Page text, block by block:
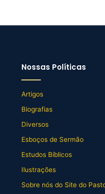
Nossas Políticas
Artigos
Biografias
Diversos
Esboços de Sermão
Estudos Bíblicos
Ilustrações
Sobre nós do Site do